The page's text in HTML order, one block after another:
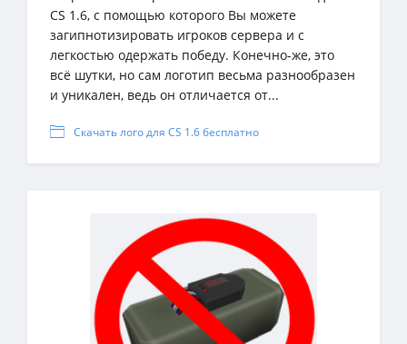
CS 1.6, с помощью которого Вы можете
загипнотизировать игроков сервера и с
легкостью одержать победу. Конечно-же, это
всё шутки, но сам логотип весьма разнообразен
и уникален, ведь он отличается от...
Скачать лого для CS 1.6 бесплатно